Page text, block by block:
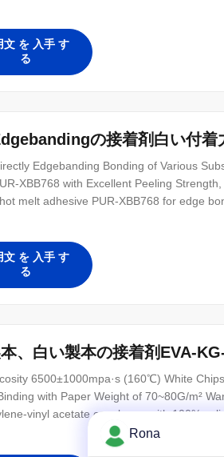
文 を 入手 す
る
の接着剤白い付着
Edgebanding Bonding of Various
XBB768 with Excellent Peeling
melt adhesive PUR-XBB768 for edge
文 を 入手 す
る
、白い製本の接着剤EVA-
6500±1000mpa·s (160℃) White
with Paper Weight of 70~80G/m²
vinyl acetate copolymer with 100%
Rona